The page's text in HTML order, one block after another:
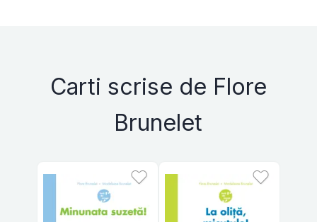
Carti scrise de Flore
Brunelet